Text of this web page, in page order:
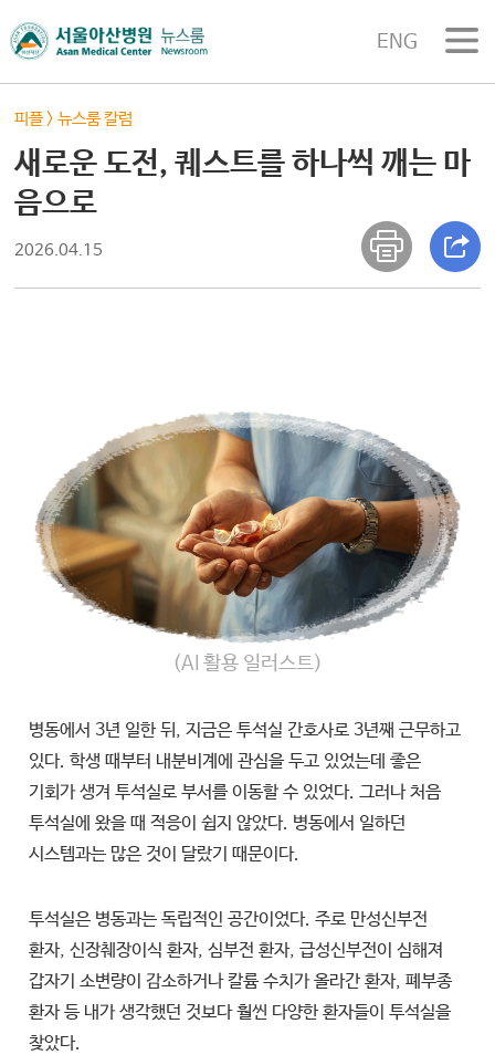
ENG
피플>뉴스룸 칼럼
새로운 도전, 퀘스트를 하나씩 깨는 마
음으로
2026.04.15
(AI 활용 일러스트)
병동에서 3년 일한 뒤, 지금은 투석실 간호사로 3년째 근무하고
있다. 학생 때부터 내분비계에 관심을 두고 있었는데 좋은
기회가 생겨 투석실로 부서를 이동할 수 있었다. 그러나 처음
투석실에 왔을 때 적응이 쉽지 않았다. 병동에서 일하던
시스템과는 많은 것이 달랐기 때문이다.
투석실은 병동과는 독립적인 공간이었다. 주로 만성신부전
환자, 신장췌장이식 환자, 심부전 환자, 급성신부전이 심해져
갑자기 소변량이 감소하거나 칼륨 수치가 올라간 환자, 폐부종
환자 등 내가 생각했던 것보다 훨씬 다양한 환자들이 투석실을
찾았다.